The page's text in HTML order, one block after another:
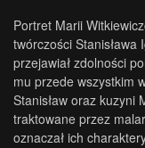
Portret Marii
twórczości Stanisława
przejawiał zdolności
mu przede wszystkim
Stanisław oraz kuzyni
traktowane przez
oznaczał ich